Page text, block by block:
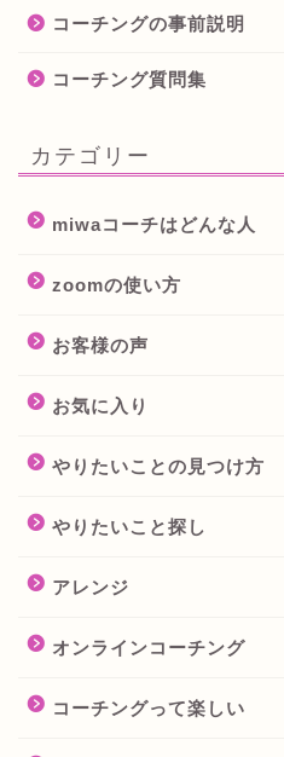
コーチングの事前説明
コーチング質問集
カテゴリー
miwaコーチはどんな人
zoomの使い方
お客様の声
お気に入り
やりたいことの見つけ方
やりたいこと探し
アレンジ
オンラインコーチング
コーチングって楽しい